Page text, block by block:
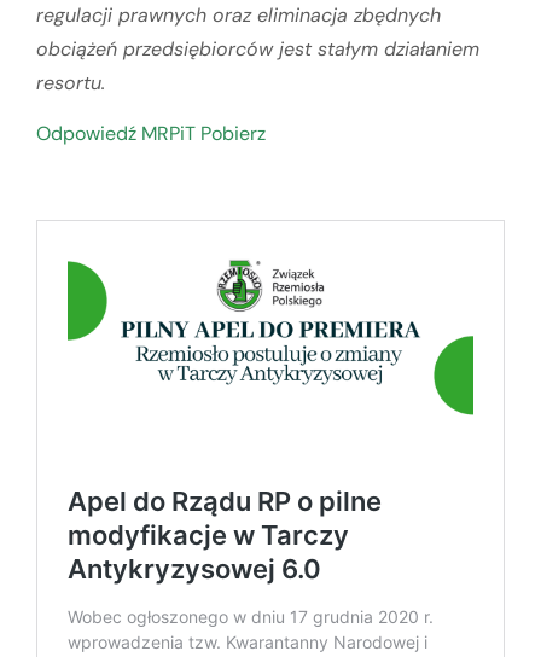
regulacji prawnych oraz eliminacja zbędnych
obciążeń przedsiębiorców jest stałym działaniem
resortu.
Odpowiedź MRPiT Pobierz